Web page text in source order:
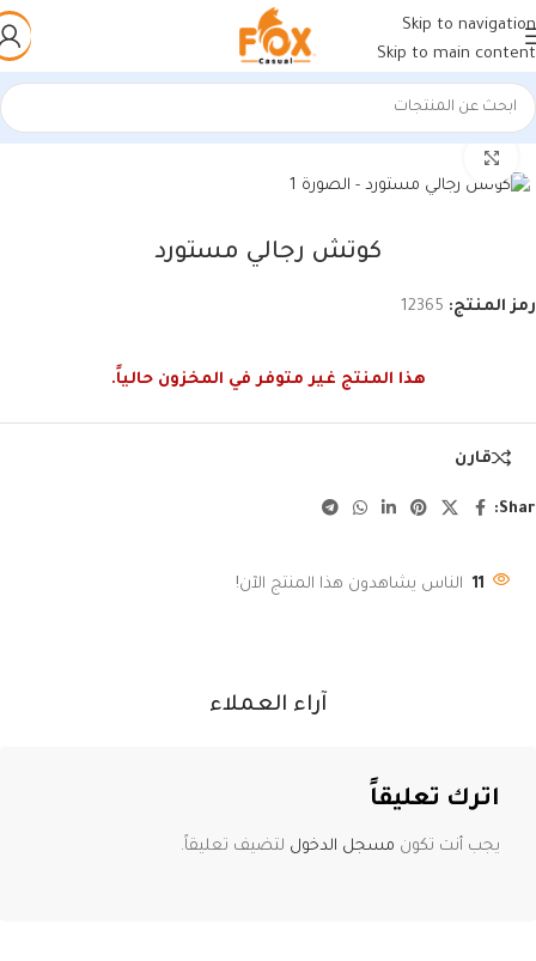
Skip to navigation
Skip to main content
الرئيسية/أحذية رجالي/كوتشي رجالي
كوتش رجالي مستورد
رمز المنتج: 12365
هذا المنتج غير متوفر في المخزون حالياً.
قارن
11 الناس يشاهدون هذا المنتج الآن!
آراء العملاء
اترك تعليقاً
يجب أنت تكون مسجل الدخول لتضيف تعليقاً.